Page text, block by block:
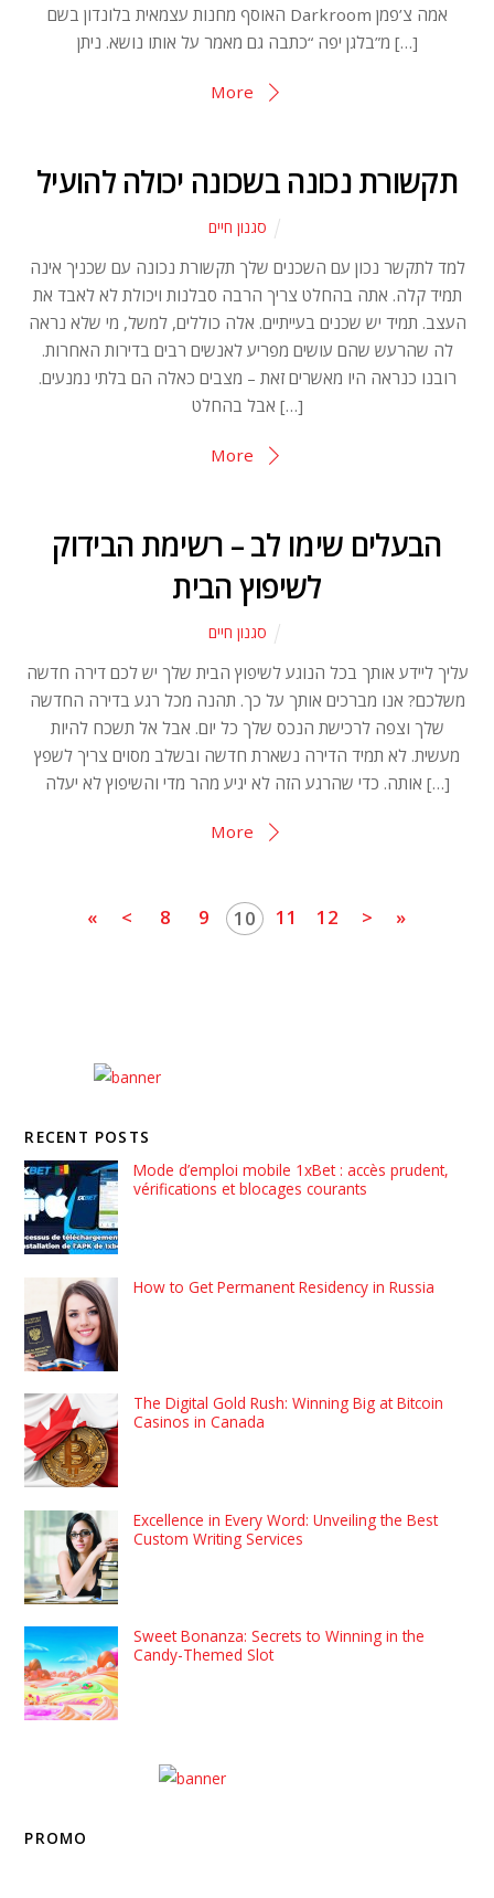
האוסף מחנות עצמאית בלונדון בשם Darkroom אמה צ’פמן
מ”בלגן יפה “כתבה גם מאמר על אותו נושא. ניתן […]
More
תקשורת נכונה בשכונה יכולה להועיל
סגנון חיים
למד לתקשר נכון עם השכנים שלך תקשורת נכונה עם שכניך אינה
תמיד קלה. אתה בהחלט צריך הרבה סבלנות ויכולת לא לאבד את
העצב. תמיד יש שכנים בעייתיים. אלה כוללים, למשל, מי שלא נראה
לה שהרעש שהם עושים מפריע לאנשים רבים בדירות האחרות.
רובנו כנראה היו מאשרים זאת – מצבים כאלה הם בלתי נמנעים.
אבל בהחלט […]
More
הבעלים שימו לב – רשימת הבידוק
לשיפוץ הבית
סגנון חיים
עליך ליידע אותך בכל הנוגע לשיפוץ הבית שלך יש לכם דירה חדשה
משלכם? אנו מברכים אותך על כך. תהנה מכל רגע בדירה החדשה
שלך וצפה לרכישת הנכס שלך כל יום. אבל אל תשכח להיות
מעשית. לא תמיד הדירה נשארת חדשה ובשלב מסוים צריך לשפץ
אותה. כדי שהרגע הזה לא יגיע מהר מדי והשיפוץ לא יעלה […]
More
« < 8 9 10 11 12 > »
RECENT POSTS
Mode d’emploi mobile 1xBet : accès prudent,
vérifications et blocages courants
How to Get Permanent Residency in Russia
The Digital Gold Rush: Winning Big at Bitcoin
Casinos in Canada
Excellence in Every Word: Unveiling the Best
Custom Writing Services
Sweet Bonanza: Secrets to Winning in the
Candy-Themed Slot
PROMO